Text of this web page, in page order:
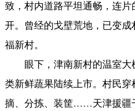
致，村内道路平坦通畅，连
开。曾经的戈壁荒地，已变
福新村。
眼下，津南新村的温室
类新鲜蔬果陆续上市。村民穿
摘、分拣、装筐……天津援疆